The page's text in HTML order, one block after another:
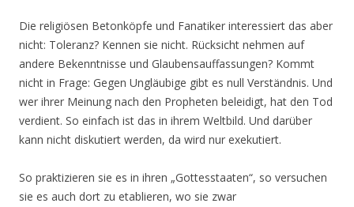
Die religiösen Betonköpfe und Fanatiker interessiert das aber
nicht: Toleranz? Kennen sie nicht. Rücksicht nehmen auf
andere Bekenntnisse und Glaubensauffassungen? Kommt
nicht in Frage: Gegen Ungläubige gibt es null Verständnis. Und
wer ihrer Meinung nach den Propheten beleidigt, hat den Tod
verdient. So einfach ist das in ihrem Weltbild. Und darüber
kann nicht diskutiert werden, da wird nur exekutiert.
So praktizieren sie es in ihren „Gottesstaaten“, so versuchen
sie es auch dort zu etablieren, wo sie zwar